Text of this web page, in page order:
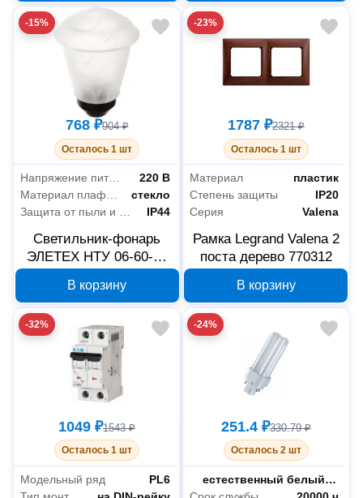
жемчужная
-15%
768 ₽904 ₽
Осталось 1 шт
Напряжение питания
220 В
стекло
IP44
Светильник-фонарь
ЭЛЕТЕХ НТУ 06-60-02
В корзину
-23%
1787 ₽2321 ₽
Осталось 1 шт
Материал
пластик
Степень защиты
IP20
Серия
Valena
Рамка Legrand Valena 2
поста дерево 770312
В корзину
-32%
1049 ₽1543 ₽
Осталось 1 шт
Модельный ряд
PL6
-24%
251.4 ₽330.79 ₽
Осталось 2 шт
Цветность
естественный белый (3300-5000 К)